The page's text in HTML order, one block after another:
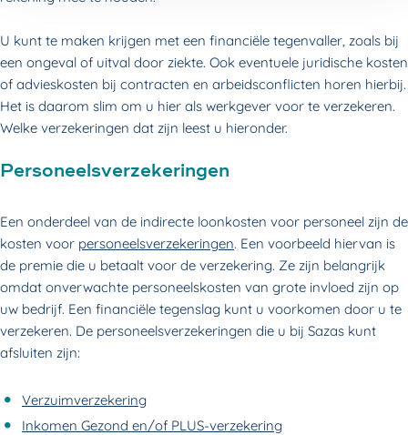
U kunt te maken krijgen met een financiële tegenvaller, zoals bij
een ongeval of uitval door ziekte. Ook eventuele juridische kosten
of advieskosten bij contracten en arbeidsconflicten horen hierbij.
Het is daarom slim om u hier als werkgever voor te verzekeren.
Welke verzekeringen dat zijn leest u hieronder.
Personeelsverzekeringen
Een onderdeel van de indirecte loonkosten voor personeel zijn de
kosten voor personeelsverzekeringen. Een voorbeeld hiervan is
de premie die u betaalt voor de verzekering. Ze zijn belangrijk
omdat onverwachte personeelskosten van grote invloed zijn op
uw bedrijf. Een financiële tegenslag kunt u voorkomen door u te
verzekeren. De personeelsverzekeringen die u bij Sazas kunt
afsluiten zijn:
Verzuimverzekering
Inkomen Gezond en/of PLUS-verzekering